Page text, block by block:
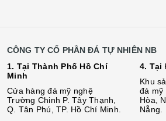
CÔNG TY CỔ PHẦN ĐÁ TỰ NHIÊN NB
1. Tại Thành Phố Hồ Chí
Minh
Cửa hàng đá mỹ nghệ
Trường Chinh P. Tây Thạnh,
Q. Tân Phú, TP. Hồ Chí Minh.
4. Tại
Khu
đá mỹ
Hòa,
Nẵng.